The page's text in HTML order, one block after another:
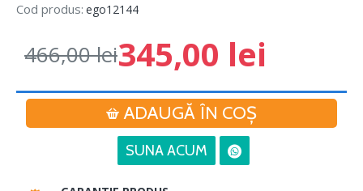
Cod produs: ego12144
345,00 lei
466,00 lei
ADAUGĂ ÎN COŞ
SUNA ACUM